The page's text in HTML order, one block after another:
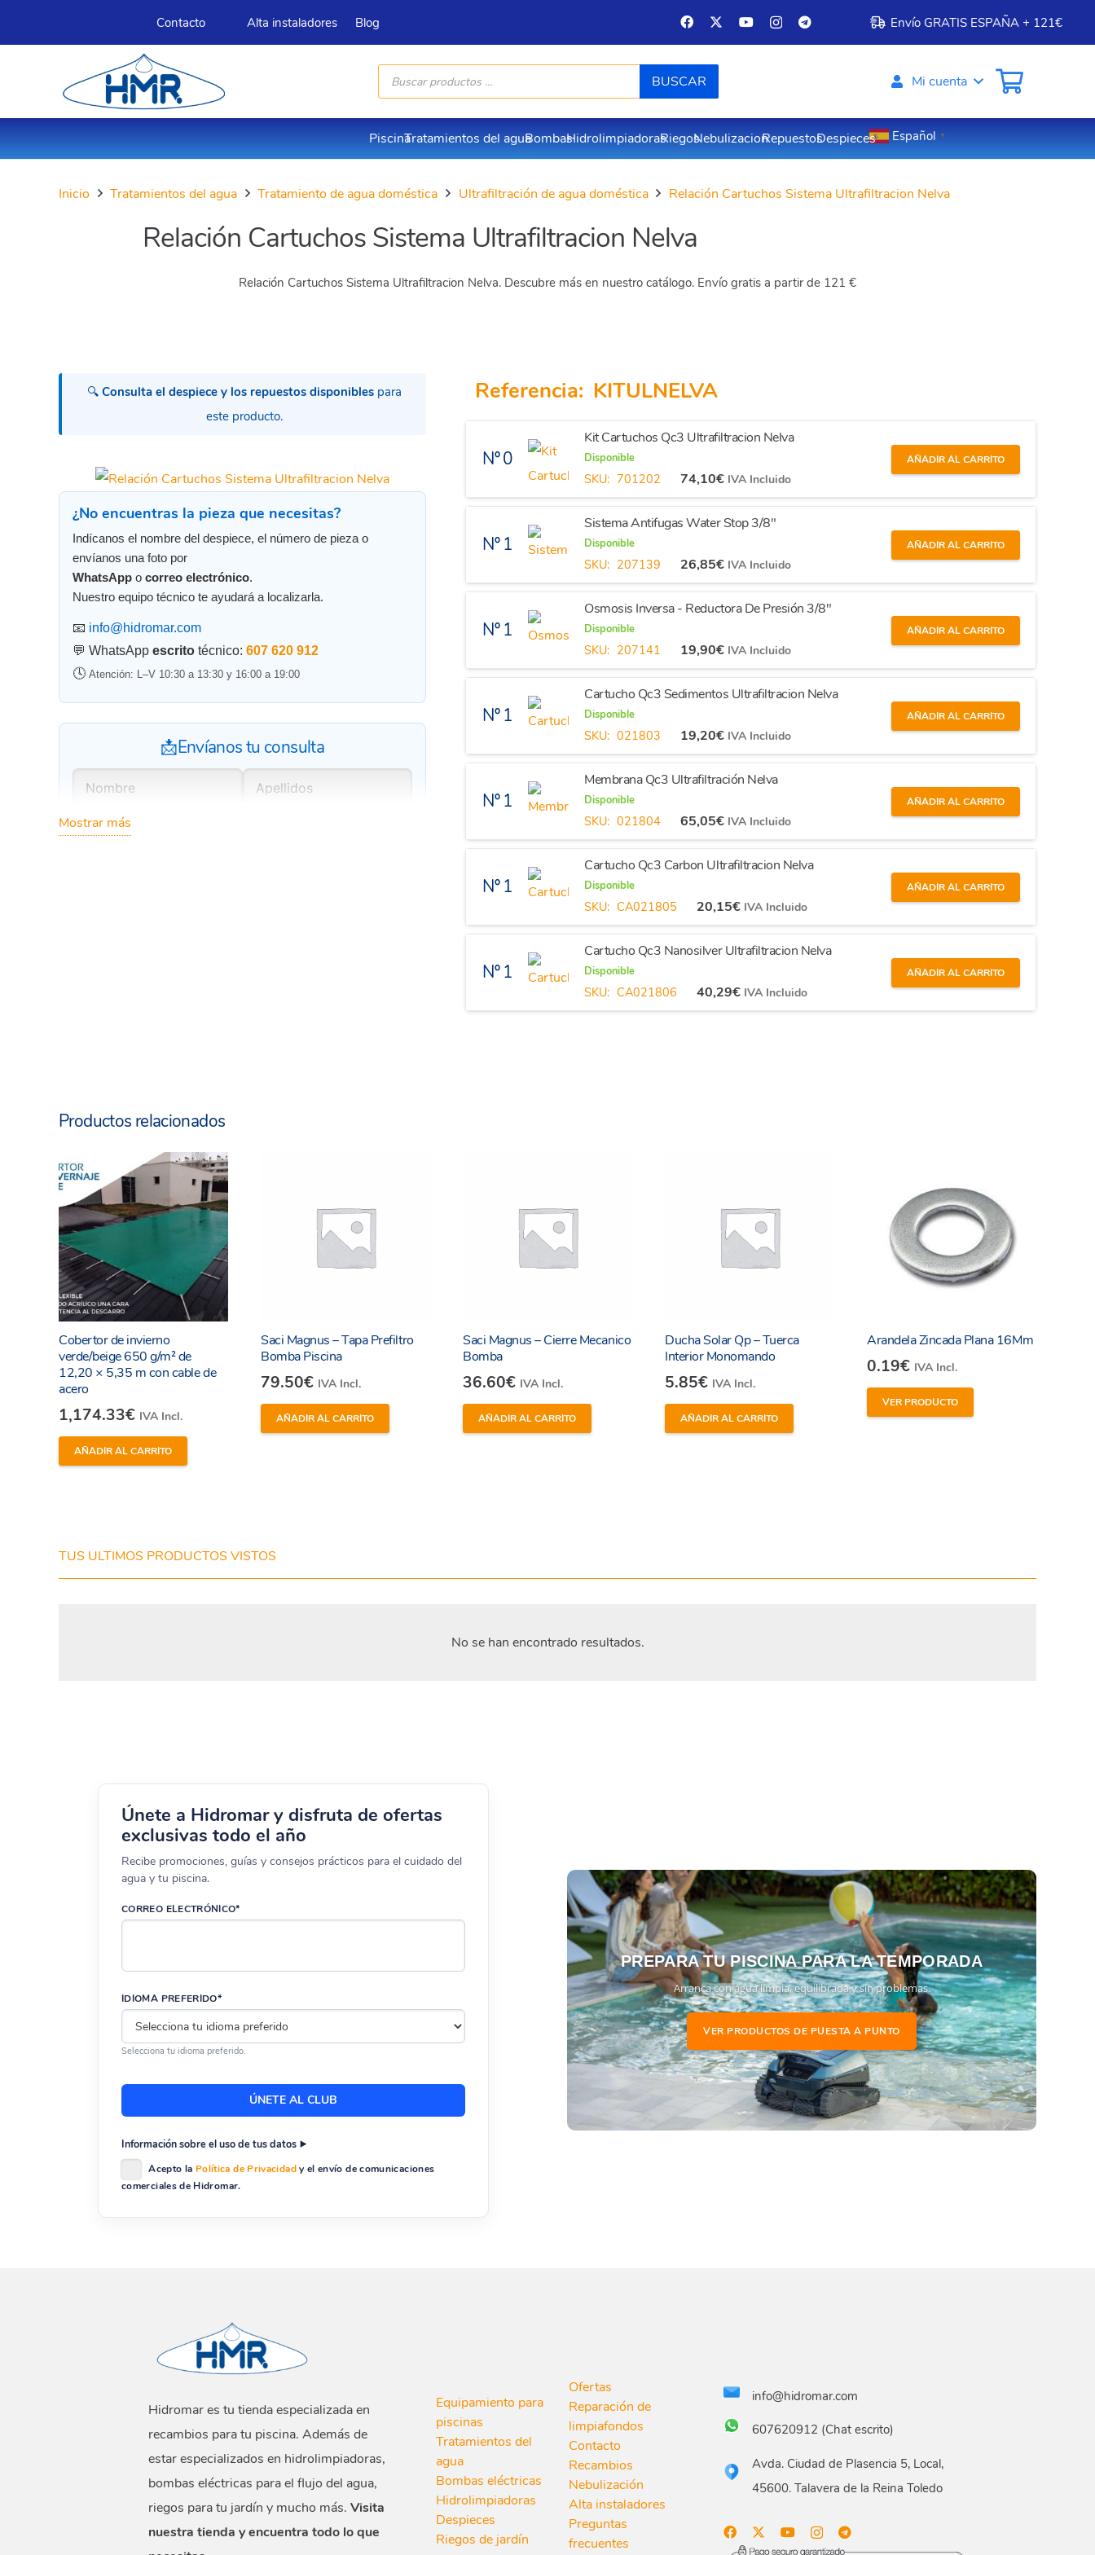
Contacto Alta instaladores Blog Envío GRATIS ESPAÑA + 121€
Búsqueda
productos
BUSCAR Mi cuenta
PiscinaTratamientos del aguaBombasHidrolimpiadorasRiegosNebulizacionRepuestosDespieces Español ▼
Inicio Tratamientos del agua Tratamiento de agua doméstica Ultrafiltración de agua doméstica Relación Cartuchos Sistema Ultrafiltracion Nelva
Relación Cartuchos Sistema Ultrafiltracion Nelva
Relación Cartuchos Sistema Ultrafiltracion Nelva. Descubre más en nuestro catálogo. Envío gratis a partir de 121 €
🔍 Consulta el despiece y los repuestos disponiblespara
este producto.
¿No encuentras la pieza que necesitas?
Indícanos el nombre del despiece, el número de pieza o
envíanos una foto por
WhatsApp o correo electrónico.
Nuestro equipo técnico te ayudará a localizarla.
📧 info@hidromar.com
💬 WhatsApp escrito técnico: 607 620 912
🕓 Atención: L–V 10:30 a 13:30 y 16:00 a 19:00
📩Envíanos tu consulta
He leído y estoy de acuerdo con los
condiciones y
política de privacidad de la web.
Enviar
Mostrar más
Referencia: KITULNELVA
Nº 0
Kit Cartuchos Qc3 Ultrafiltracion Nelva
Disponible
SKU: 701202 74,10€ IVA Incluido
AÑADIR AL CARRITO
Nº 1
Sistema Antifugas Water Stop 3/8"
Disponible
SKU: 207139 26,85€ IVA Incluido
AÑADIR AL CARRITO
Nº 1
Osmosis Inversa - Reductora De Presión 3/8"
Disponible
SKU: 207141 19,90€ IVA Incluido
AÑADIR AL CARRITO
Nº 1
Cartucho Qc3 Sedimentos Ultrafiltracion Nelva
Disponible
SKU: 021803 19,20€ IVA Incluido
AÑADIR AL CARRITO
Nº 1
Membrana Qc3 Ultrafiltración Nelva
Disponible
SKU: 021804 65,05€ IVA Incluido
AÑADIR AL CARRITO
Nº 1
Cartucho Qc3 Carbon Ultrafiltracion Nelva
Disponible
SKU: CA021805 20,15€ IVA Incluido
AÑADIR AL CARRITO
Nº 1
Cartucho Qc3 Nanosilver Ultrafiltracion Nelva
Disponible
SKU: CA021806 40,29€ IVA Incluido
AÑADIR AL CARRITO
Productos relacionados
Cobertor de invierno
verde/beige 650 g/m² de
12,20 × 5,35 m con cable de
acero
1,174.33€ IVA Incl.
AÑADIR AL CARRITO
Saci Magnus – Tapa Prefiltro
Bomba Piscina
79.50€ IVA Incl.
AÑADIR AL CARRITO
Saci Magnus – Cierre Mecanico
Bomba
36.60€ IVA Incl.
AÑADIR AL CARRITO
Ducha Solar Qp – Tuerca
Interior Monomando
5.85€ IVA Incl.
AÑADIR AL CARRITO
Arandela Zincada Plana 16Mm
0.19€ IVA Incl.
VER PRODUCTO
TUS ULTIMOS PRODUCTOS VISTOS
No se han encontrado resultados.
Únete a Hidromar y disfruta de ofertas
exclusivas todo el año
Recibe promociones, guías y consejos prácticos para el cuidado del
agua y tu piscina.
CORREO ELECTRÓNICO*
IDIOMA PREFERIDO*
Selecciona tu idioma preferido.
Información sobre el uso de tus datos
Acepto la Política de Privacidady el envío de comunicaciones
comerciales de Hidromar.
PREPARA TU PISCINA PARA LA TEMPORADA
Arranca con agua limpia, equilibrada y sin problemas.
VER PRODUCTOS DE PUESTA A PUNTO
Hidromar es tu tienda especializada en
recambios para tu piscina. Además de
estar especializados en hidrolimpiadoras,
bombas eléctricas para el flujo del agua,
riegos para tu jardín y mucho más. Visita
nuestra tienda y encuentra todo lo que
Equipamiento para
piscinas
Tratamientos del
agua
Bombas eléctricas
Hidrolimpiadoras
Despieces
Riegos de jardín
Ofertas
Reparación de
limpiafondos
Contacto
Recambios
Nebulización
Alta instaladores
Preguntas
frecuentes
info@hidromar.com
607620912 (Chat escrito)
Avda. Ciudad de Plasencia 5, Local,
45600. Talavera de la Reina Toledo